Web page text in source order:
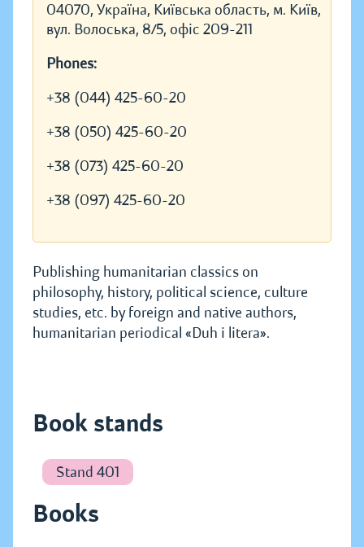
04070, Україна, Київська область, м. Київ,
вул. Волоська, 8/5, офіс 209-211
Phones:
+38 (044) 425-60-20
+38 (050) 425-60-20
+38 (073) 425-60-20
+38 (097) 425-60-20
Publishing humanitarian classics on
philosophy, history, political science, culture
studies, etc. by foreign and native authors,
humanitarian periodical «Duh i litera».
Book stands
Stand 401
Books